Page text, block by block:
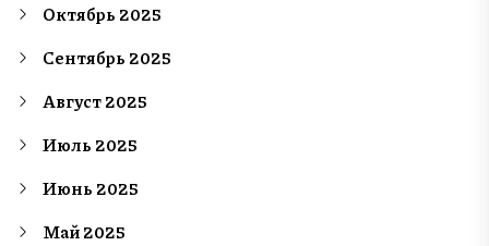
Октябрь 2025
Сентябрь 2025
Август 2025
Июль 2025
Июнь 2025
Май 2025